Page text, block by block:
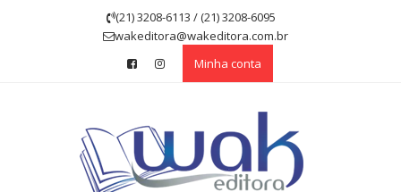
(21) 3208-6113 / (21) 3208-6095
wakeditora@wakeditora.com.br
Minha conta